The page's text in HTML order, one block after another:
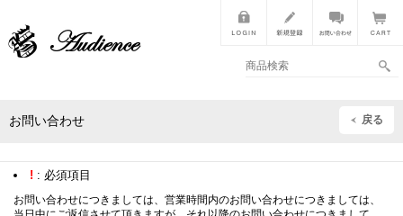
お問い合わせ 戻る
! : 必須項目
お問い合わせにつきましては、営業時間内のお問い合わせにつきましては、